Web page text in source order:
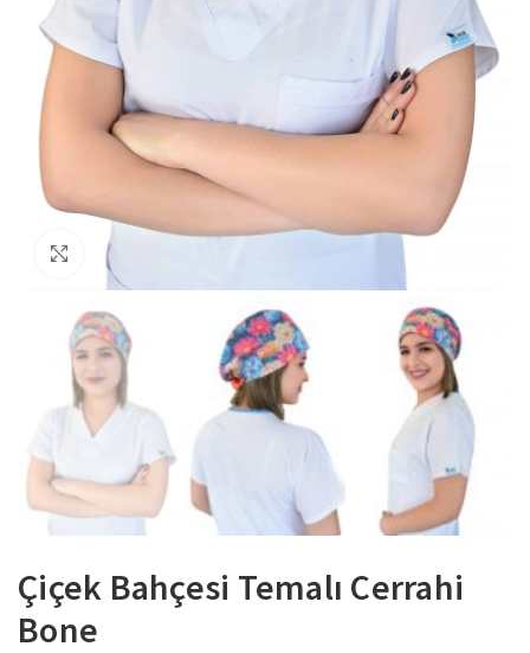
Büyütmek için tıklayın
Çiçek Bahçesi Temalı Cerrahi
Bone